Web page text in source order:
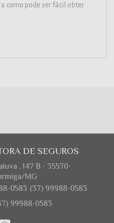
como pode ser fácil obter
DE SEGUROS
, 147 B - 35570-
MG
0583 (37) 99988-0583
99988-0583